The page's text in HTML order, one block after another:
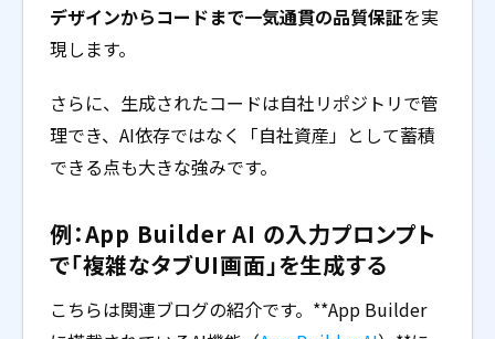
デザインからコードまで一気通貫の品質保証を実
現します。
さらに、生成されたコードは自社リポジトリで管
理でき、AI依存ではなく「自社資産」として蓄積
できる点も大きな強みです。
例：App Builder AI の入力プロンプト
で「複雑なタブUI画面」を生成する
こちらは関連ブログの紹介です。**App Builder